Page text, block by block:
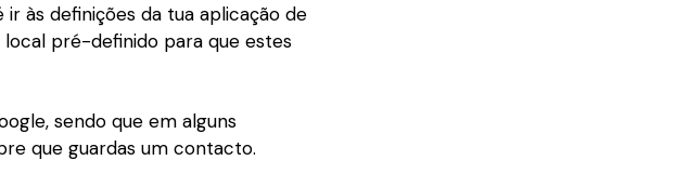
às definições da tua aplicação de
pré-definido para que estes
sendo que em alguns
que guardas um contacto.